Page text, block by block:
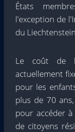
États
l'exception de
du
Le coût de
actuellement
pour les
plus de 70
pour accéder
de citoyens